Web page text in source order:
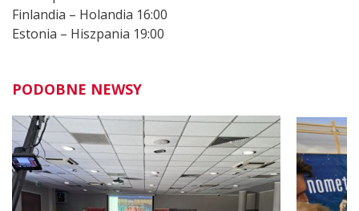
Finlandia – Holandia 16:00
Estonia – Hiszpania 19:00
PODOBNE NEWSY